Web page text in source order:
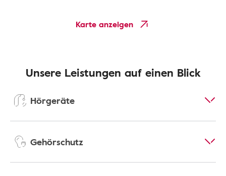
Karte anzeigen
Unsere Leistungen auf einen Blick
Hörgeräte
Gehörschutz